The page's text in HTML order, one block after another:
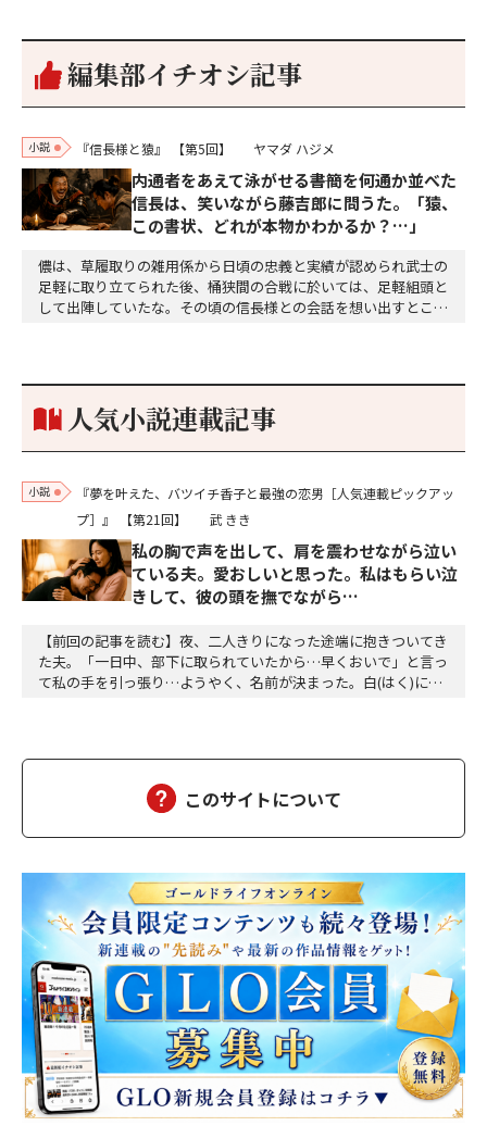
編集部イチオシ記事
小説 『信長様と猿』 【第5回】 ヤマダ ハジメ
内通者をあえて泳がせる――書簡を何通か並べた
信長は、笑いながら藤吉郎に問うた。「猿、
この書状、どれが本物かわかるか？…」
儂は、草履取りの雑用係から日頃の忠義と実績が認められ武士の
足軽に取り立てられた後、桶狭間の合戦に於いては、足軽組頭と
して出陣していたな。その頃の信長様との会話を想い出すとこん
り。どうして勝てたのか、未だにわかりません。…
人気小説連載記事
小説
『夢を叶えた、バツイチ香子と最強の恋男［人気連載ピックアッ
プ］』
【第21回】 武 きき
私の胸で声を出して、肩を震わせながら泣い
ている夫。愛おしいと思った。私はもらい泣
きして、彼の頭を撫でながら…
【前回の記事を読む】夜、二人きりになった途端に抱きついてき
た夫。「一日中、部下に取られていたから…早くおいで」と言っ
て私の手を引っ張り…ようやく、名前が決まった。白(はく)に決
ふふ」「母さんだって、二個食べただろう」「あら、…
このサイトについて